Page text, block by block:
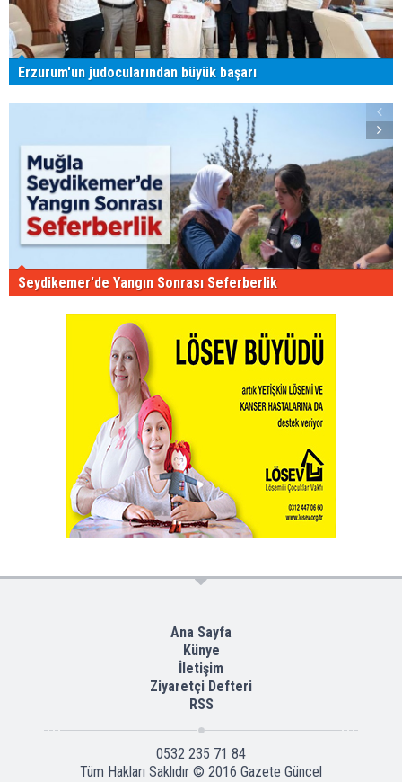
Erzurum'un judocularından büyük başarı
Seydikemer'de Yangın Sonrası Seferberlik
Ana Sayfa
Künye
İletişim
Ziyaretçi Defteri
RSS
0532 235 71 84
Tüm Hakları Saklıdır © 2016 Gazete Güncel